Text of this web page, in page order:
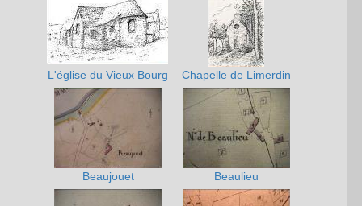
L'église du Vieux Bourg Chapelle de Limerdin
Beaujouet Beaulieu